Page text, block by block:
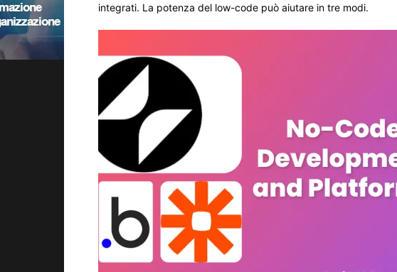
integrati. La potenza del low-code può aiutare in tre modi.